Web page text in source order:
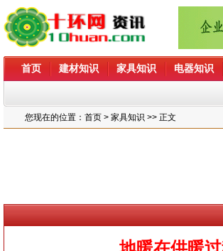
首页 建材知识 家具知识 电器知识
您现在的位置：首页 > 家具知识 >> 正文